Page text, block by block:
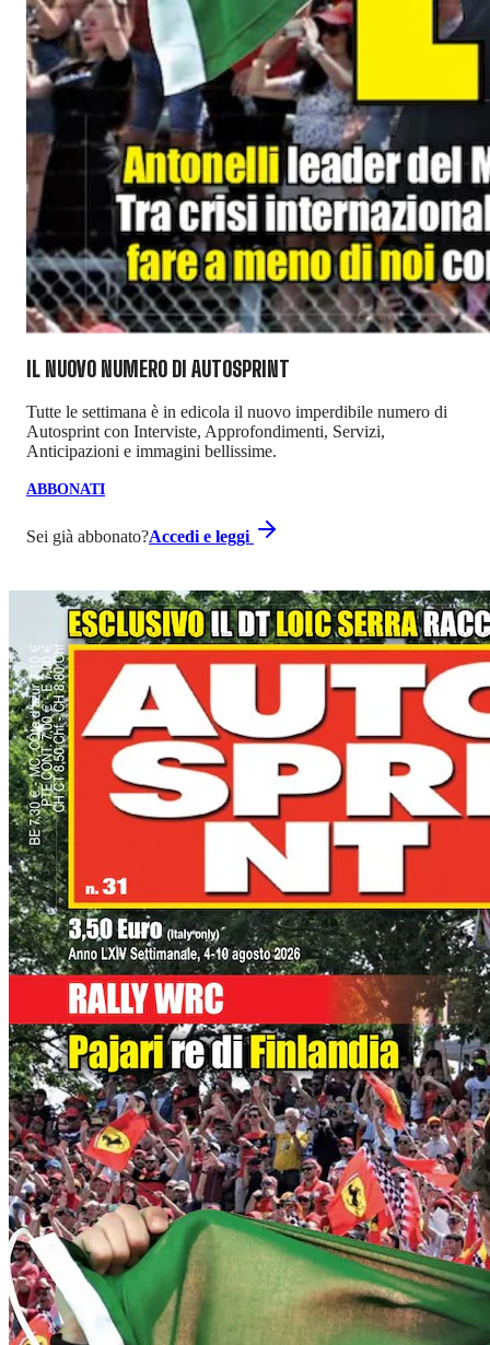
IL NUOVO NUMERO DI AUTOSPRINT
Tutte le settimana è in edicola il nuovo imperdibile numero di
Autosprint con Interviste, Approfondimenti, Servizi,
Anticipazioni e immagini bellissime.
ABBONATI
Sei già abbonato?Accedi e leggi